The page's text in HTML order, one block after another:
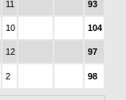
11 93
10 104
12 97
2 98